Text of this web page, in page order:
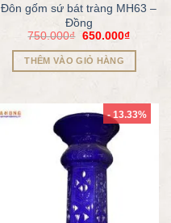
Đôn gốm sứ bát tràng MH63 –
Đồng
750.000₫ 650.000₫
THÊM VÀO GIỎ HÀNG
- 13.33%